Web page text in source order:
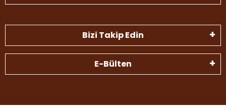
Bizi Takip Edin
E-Bülten